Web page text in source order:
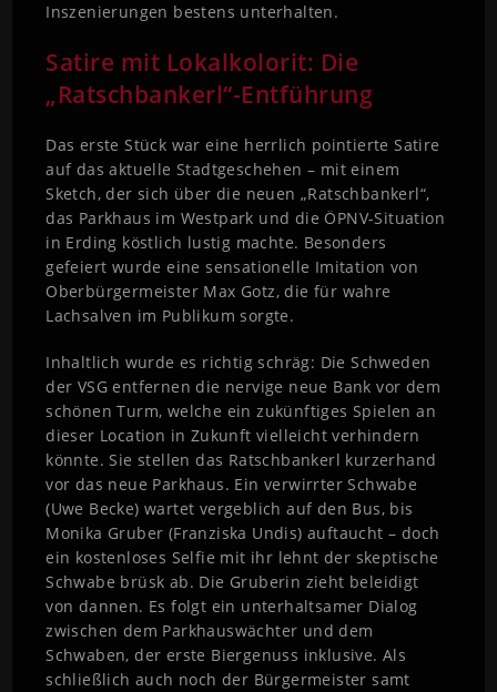
Inszenierungen bestens unterhalten.
Satire mit Lokalkolorit: Die
„Ratschbankerl“-Entführung
Das erste Stück war eine herrlich pointierte Satire
auf das aktuelle Stadtgeschehen – mit einem
Sketch, der sich über die neuen „Ratschbankerl“,
das Parkhaus im Westpark und die ÖPNV-Situation
in Erding köstlich lustig machte. Besonders
gefeiert wurde eine sensationelle Imitation von
Oberbürgermeister Max Gotz, die für wahre
Lachsalven im Publikum sorgte.
Inhaltlich wurde es richtig schräg: Die Schweden
der VSG entfernen die nervige neue Bank vor dem
schönen Turm, welche ein zukünftiges Spielen an
dieser Location in Zukunft vielleicht verhindern
könnte. Sie stellen das Ratschbankerl kurzerhand
vor das neue Parkhaus. Ein verwirrter Schwabe
(Uwe Becke) wartet vergeblich auf den Bus, bis
Monika Gruber (Franziska Undis) auftaucht – doch
ein kostenloses Selfie mit ihr lehnt der skeptische
Schwabe brüsk ab. Die Gruberin zieht beleidigt
von dannen. Es folgt ein unterhaltsamer Dialog
zwischen dem Parkhauswächter und dem
Schwaben, der erste Biergenuss inklusive. Als
schließlich auch noch der Bürgermeister samt